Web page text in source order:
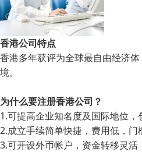
香港公司特点
香港多年获评为全球最自由经济
境。
为什么要注册香港公司？
1.可提高企业知名度及国际地位
2.成立手续简单快捷，费用低，门
3.可开设外币帐户，资金转移灵